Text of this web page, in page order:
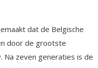
dat de Belgische
door de grootste
Na zeven generaties is de